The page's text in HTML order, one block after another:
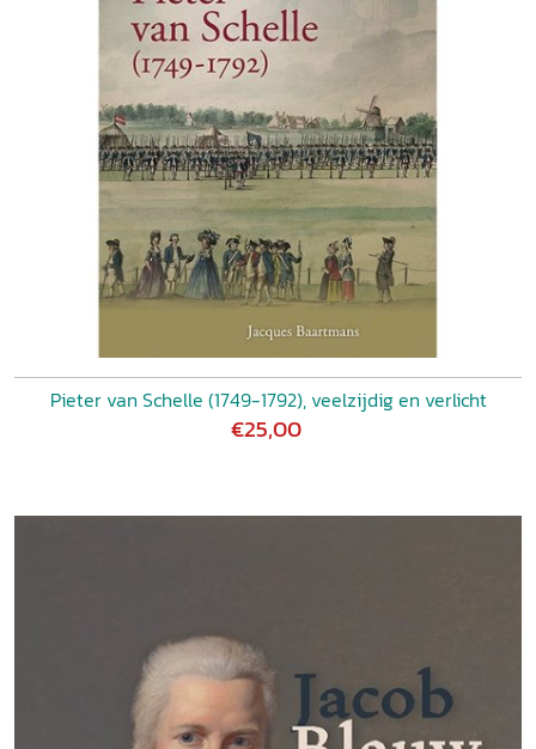
Pieter van Schelle (1749-1792), veelzijdig en verlicht
€25,00